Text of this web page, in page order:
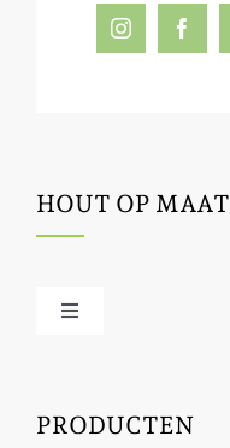
HOUT OP MAAT
Toggle
PRODUCTEN